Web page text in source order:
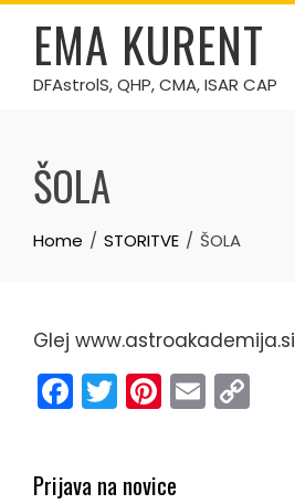
Skip
contentEMA KURENT
DFAstrolS, QHP, CMA, ISAR CAP
ŠOLA
Home STORITVE ŠOLA
Glej www.astroakademija.si
Facebook
Twitter
Pinterest
Email
Prijava na novice